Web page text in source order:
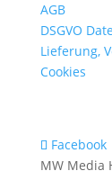
AGB
DSGVO
Lieferung,
Cookies
Facebook
MW Media